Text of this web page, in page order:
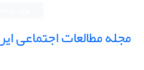
مجله مطالعات اجتماعی